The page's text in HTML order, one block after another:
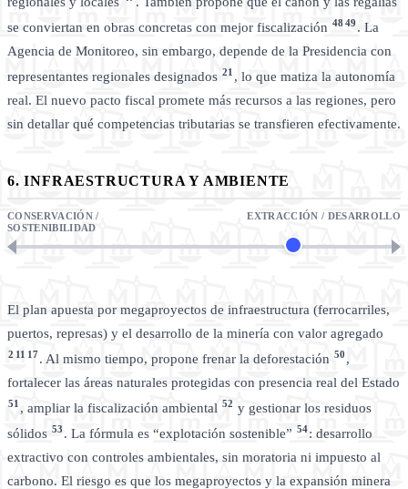
se conviertan en obras concretas con mejor fiscalización 48 49 . La
Agencia de Monitoreo, sin embargo, depende de la Presidencia con
representantes regionales designados 21 , lo que matiza la autonomía
real. El nuevo pacto fiscal promete más recursos a las regiones, pero
sin detallar qué competencias tributarias se transfieren efectivamente.
6. INFRAESTRUCTURA Y AMBIENTE
CONSERVACIÓN /
SOSTENIBILIDAD
EXTRACCIÓN / DESARROLLO
El plan apuesta por megaproyectos de infraestructura (ferrocarriles,
puertos, represas) y el desarrollo de la minería con valor agregado
2 11 17. Al mismo tiempo, propone frenar la deforestación 50 ,
fortalecer las áreas naturales protegidas con presencia real del Estado
51 , ampliar la fiscalización ambiental 52 y gestionar los residuos
sólidos 53 . La fórmula es “explotación sostenible” 54: desarrollo
extractivo con controles ambientales, sin moratoria ni impuesto al
carbono. El riesgo es que los megaproyectos y la expansión minera